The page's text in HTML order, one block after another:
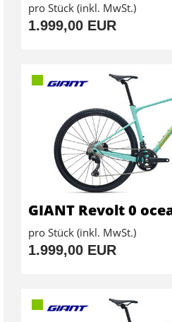
pro Stück (inkl. MwSt.)
1.999,00 EUR
GIANT Revolt 0
pro Stück (inkl. MwSt.)
1.999,00 EUR